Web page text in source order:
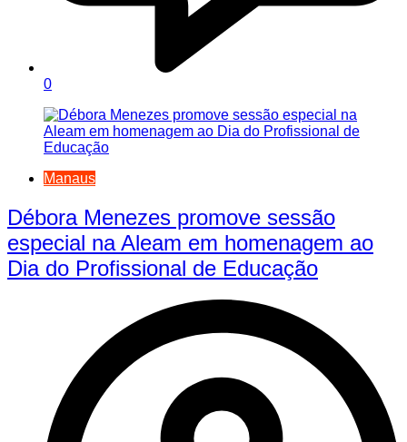
0
Manaus
Débora Menezes promove sessão
especial na Aleam em homenagem ao
Dia do Profissional de Educação